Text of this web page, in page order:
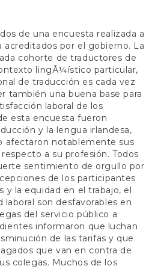
de una encuesta realizada a
por el gobierno. La
cohorte de traductores de
lingÃ¼ístico particular,
de traducción es cada vez
también una buena base para
laboral de los
esta encuesta fueron
y la lengua irlandesa,
afectaron notablemente sus
a su profesión. Todos
sentimiento de orgullo por
de los participantes
y la equidad en el trabajo, el
son desfavorables en
del servicio público a
informaron que luchan
de las tarifas y que
que van en contra de
colegas. Muchos de los